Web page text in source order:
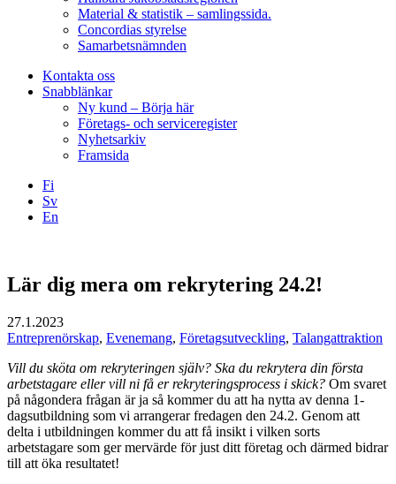
Material & statistik – samlingssida.
Concordias styrelse
Samarbetsnämnden
Kontakta oss
Snabblänkar
Ny kund – Börja här
Företags- och serviceregister
Nyhetsarkiv
Framsida
Fi
Sv
En
Lär dig mera om rekrytering 24.2!
27.1.2023
Entreprenörskap, Evenemang, Företagsutveckling, Talangattraktion
Vill du sköta om rekryteringen själv? Ska du rekrytera din första
arbetstagare eller vill ni få er rekryteringsprocess i skick? Om svaret
på någondera frågan är ja så kommer du att ha nytta av denna 1-
dagsutbildning som vi arrangerar fredagen den 24.2. Genom att
delta i utbildningen kommer du att få insikt i vilken sorts
arbetstagare som ger mervärde för just ditt företag och därmed bidrar
till att öka resultatet!